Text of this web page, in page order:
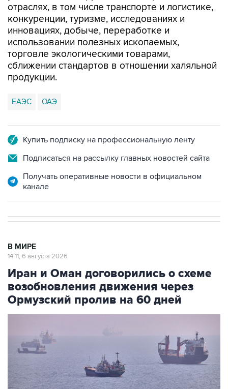
отраслях, в том числе транспорте и логистике,
конкуренции, туризме, исследованиях и
инновациях, добыче, переработке и
использовании полезных ископаемых,
торговле экологическими товарами,
сближении стандартов в отношении халяльной
продукции.
ЕАЭС ОАЭ
Купить подписку на профессиональную ленту
Подписаться на рассылку главных новостей сайта
Получать оперативные новости в официальном
канале
В МИРЕ
14:11, 6 августа 2026
Иран и Оман договорились о схеме
возобновления движения через
Ормузский пролив на 60 дней